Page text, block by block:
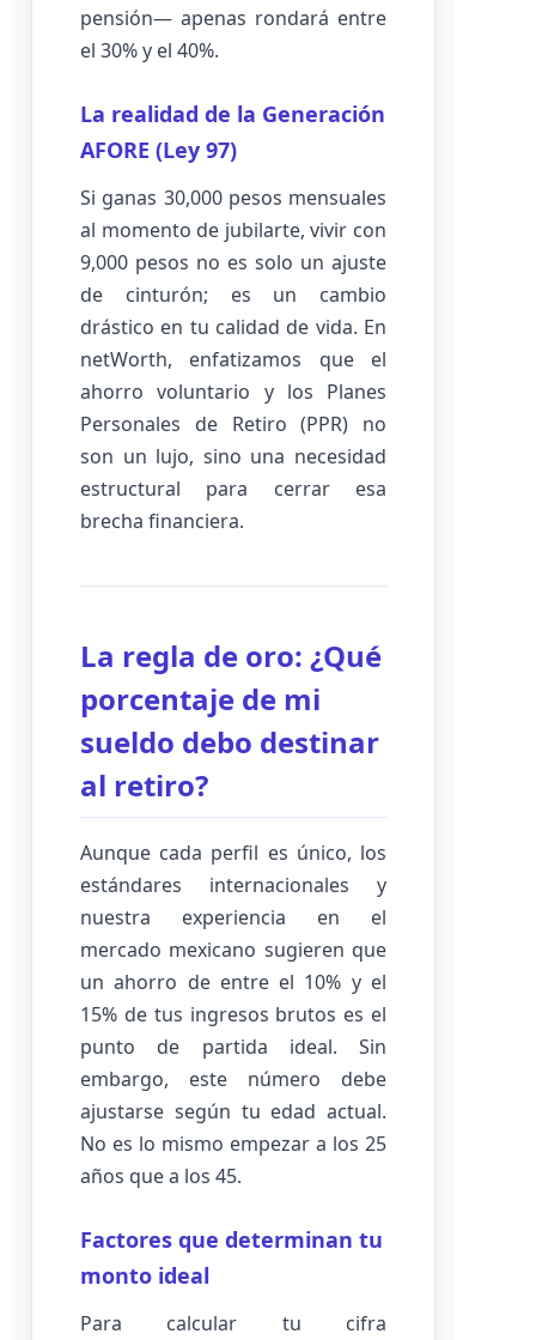
pensión— apenas rondará entre
el 30% y el 40%.
La realidad de la Generación
AFORE (Ley 97)
Si ganas 30,000 pesos mensuales
al momento de jubilarte, vivir con
9,000 pesos no es solo un ajuste
de cinturón; es un cambio
drástico en tu calidad de vida. En
netWorth, enfatizamos que el
ahorro voluntario y los Planes
Personales de Retiro (PPR) no
son un lujo, sino una necesidad
estructural para cerrar esa
brecha financiera.
La regla de oro: ¿Qué
porcentaje de mi
sueldo debo destinar
al retiro?
Aunque cada perfil es único, los
estándares internacionales y
nuestra experiencia en el
mercado mexicano sugieren que
un ahorro de entre el 10% y el
15% de tus ingresos brutos es el
punto de partida ideal. Sin
embargo, este número debe
ajustarse según tu edad actual.
No es lo mismo empezar a los 25
años que a los 45.
Factores que determinan tu
monto ideal
Para calcular tu cifra